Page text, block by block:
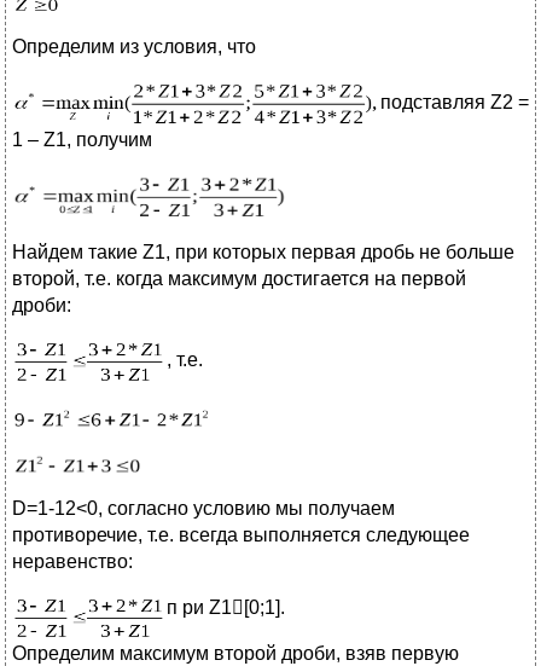
Определим из условия, что
подставляя Z2 =
1 – Z1, получим
Найдем такие Z1, при которых первая дробь не больше
второй, т.е. когда максимум достигается на первой
дроби:
, т.е.
D=1-12<0, согласно условию мы получаем
противоречие, т.е. всегда выполняется следующее
неравенство:
п ри Z1[0;1].
Определим максимум второй дроби, взяв первую